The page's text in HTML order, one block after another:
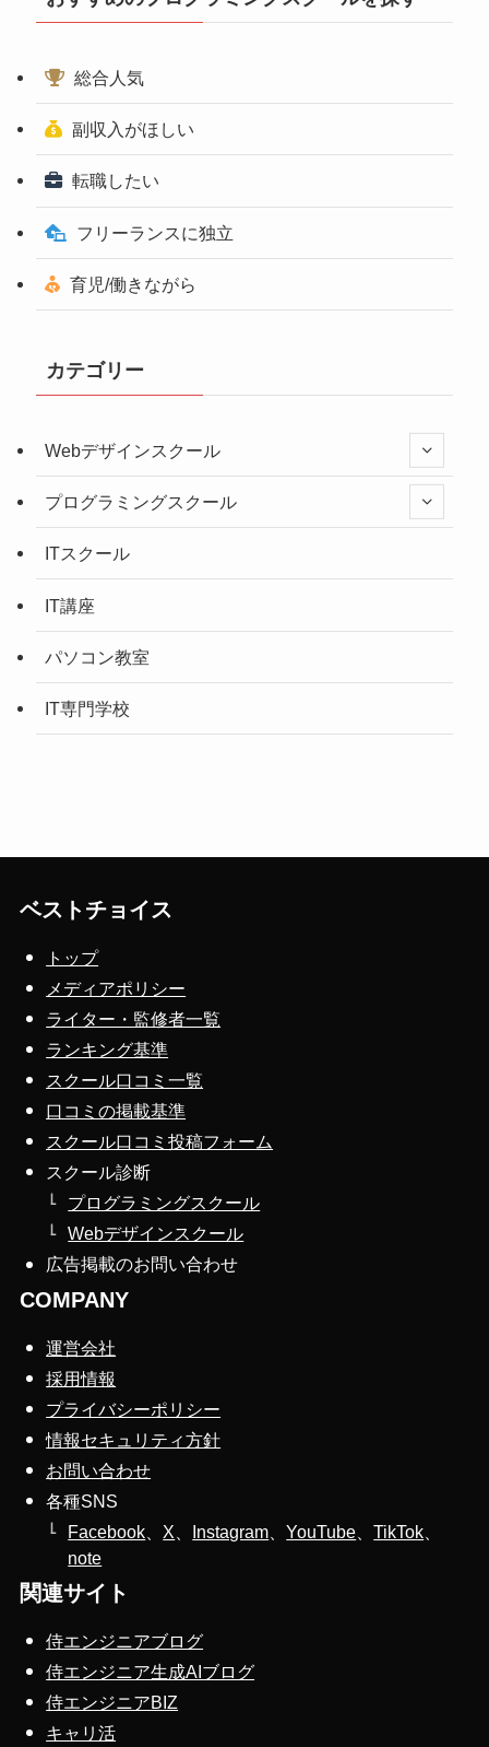
総合人気
副収入がほしい
転職したい
フリーランスに独立
育児/働きながら
カテゴリー
Webデザインスクール
プログラミングスクール
ITスクール
IT講座
パソコン教室
IT専門学校
ベストチョイス
トップ
メディアポリシー
ライター・監修者一覧
ランキング基準
スクール口コミ一覧
口コミの掲載基準
スクール口コミ投稿フォーム
スクール診断
プログラミングスクール
Webデザインスクール
広告掲載のお問い合わせ
COMPANY
運営会社
採用情報
プライバシーポリシー
情報セキュリティ方針
お問い合わせ
各種SNS
Facebook
X Instagram 、YouTube 、TikTok
note
関連サイト
侍エンジニアブログ
侍エンジニア生成AIブログ
侍エンジニアBIZ
キャリ活